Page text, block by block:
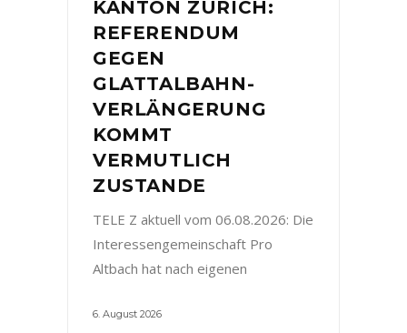
KANTON ZÜRICH:
REFERENDUM
GEGEN
GLATTALBAHN-
VERLÄNGERUNG
KOMMT
VERMUTLICH
ZUSTANDE
TELE Z aktuell vom 06.08.2026: Die
Interessengemeinschaft Pro
Altbach hat nach eigenen
6. August 2026